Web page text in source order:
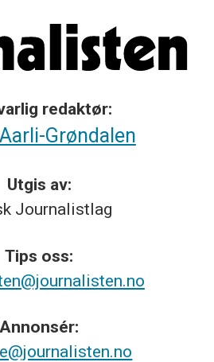
redaktør:
Grøndalen
Utgis av:
Journalistlag
Tips oss:
Annonsér: